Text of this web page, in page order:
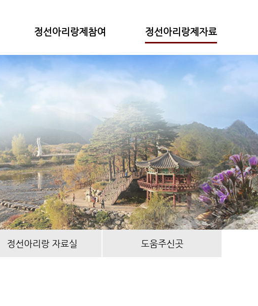
정선아리랑제참여 정선아리랑제자료
정선아리랑 자료실 도움주신곳